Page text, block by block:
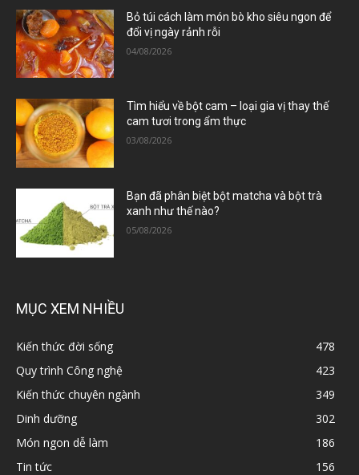
Bỏ túi cách làm món bò kho siêu ngon để
đổi vị ngày rảnh rỗi
04/08/2026
Tìm hiểu về bột cam – loại gia vị thay thế
cam tươi trong ẩm thực
03/08/2026
Bạn đã phân biệt bột matcha và bột trà
xanh như thế nào?
05/08/2026
MỤC XEM NHIỀU
Kiến thức đời sống
478
Quy trình Công nghệ
423
Kiến thức chuyên ngành
349
Dinh dưỡng
302
Món ngon dễ làm
186
Tin tức
156